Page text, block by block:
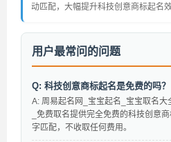
动匹配，大幅提升科技创意商标起名效
用户最常问的问题
Q: 科技创意商标起名是免费的吗？
A: 周易起名网_宝宝起名_宝宝取名
_免费取名提供完全免费的科技创意
字匹配，不收取任何费用。